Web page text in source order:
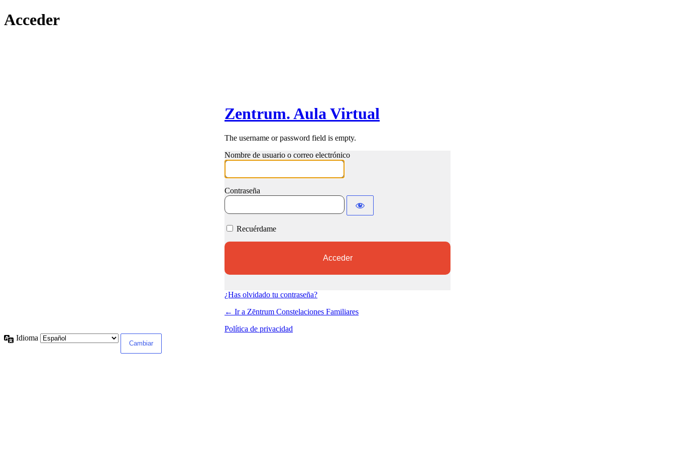
Acceder
Zentrum. Aula Virtual
The username or password field is empty.
Nombre de usuario o correo electrónico
Contraseña
Recuérdame
¿Has olvidado tu contraseña?
← Ir a Zēntrum Constelaciones Familiares
Política de privacidad
Idioma